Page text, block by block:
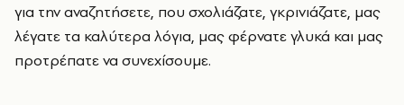
για την αναζητήσετε, που σχολιάζατε, γκρινιάζατε, μας
λέγατε τα καλύτερα λόγια, μας φέρνατε γλυκά και μας
προτρέπατε να συνεχίσουμε.